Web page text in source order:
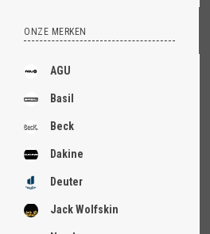
ONZE MERKEN
AGU
Basil
Beck
Dakine
Deuter
Jack Wolfskin